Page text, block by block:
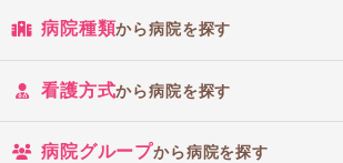
病院種類から病院を探す
看護方式から病院を探す
病院グループから病院を探す